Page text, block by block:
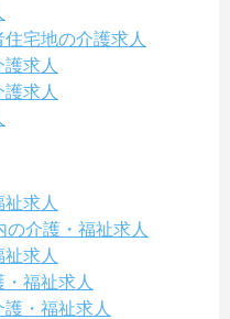
宅地の介護求人
求人
求人
求人
介護・福祉求人
求人
福祉求人
・福祉求人